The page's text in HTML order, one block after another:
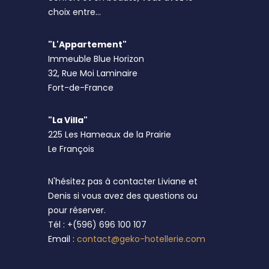
choix entre...
"L'Appartement"
Immeuble Blue Horizon
32, Rue Moi Laminaire
Fort-de-France
"La Villa"
225 Les Hameaux de la Prairie
Le François
N'hésitez pas à contacter Liviane et
Denis si vous avez des questions ou
pour réserver.
Tél : +(596) 696 100 107
Email :contact@geko-hotellerie.com